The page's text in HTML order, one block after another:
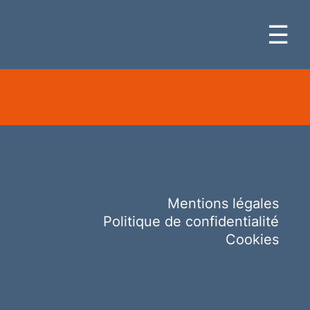
☰
Mentions légales
Politique de confidentialité
Cookies